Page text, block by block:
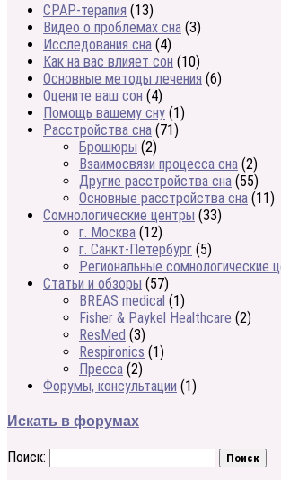
CPAP-терапия (13)
Видео о проблемах сна (3)
Исследования сна (4)
Как на вас влияет сон (10)
Основные методы лечения (6)
Оцените ваш сон (4)
Помощь вашему сну (1)
Расстройства сна (71)
Брошюры (2)
Взаимосвязи процесса сна (2)
Другие расстройства сна (55)
Основные расстройства сна (11)
Сомнологические центры (33)
г. Москва (12)
г. Санкт-Петербург (5)
Региональные сомнологические
Статьи и обзоры (57)
BREAS medical (1)
Fisher & Paykel Healthcare (2)
ResMed (3)
Respironics (1)
Пресса (2)
Форумы, консультации (1)
Искать в форумах
Поиск: